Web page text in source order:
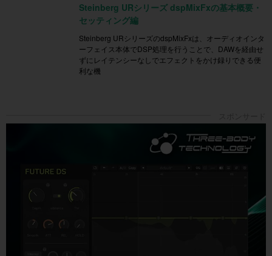
Steinberg URシリーズ dspMixFxの基本概要・
セッティング編
Steinberg URシリーズのdspMixFxは、オーディオインタ
ーフェイス本体でDSP処理を行うことで、DAWを経由せ
ずにレイテンシーなしでエフェクトをかけ録りできる便
利な機